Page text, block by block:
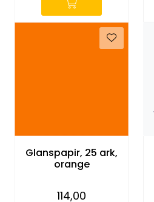
Glanspapir, 25 ark,
orange
114,00